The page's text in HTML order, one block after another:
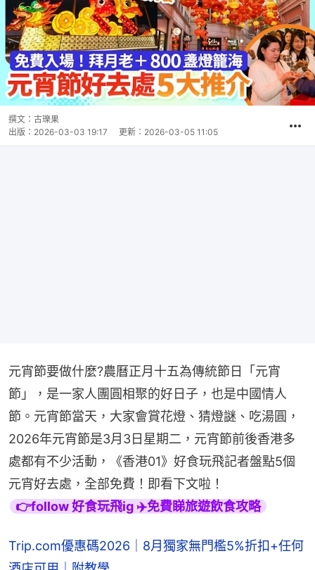
撰文： 古瓅果
出版： 2026-03-03 19:17 更新： 2026-03-05 11:05
元宵節要做什麼?農曆正月十五為傳統節日「元宵
節」，是一家人團圓相聚的好日子，也是中國情人
節。元宵節當天，大家會賞花燈、猜燈謎、吃湯圓，
2026年元宵節是3月3日星期二，元宵節前後香港多
處都有不少活動，《香港01》好食玩飛記者盤點5個
元宵好去處，全部免費！即看下文啦！
👉follow 好食玩飛ig ✈️免費睇旅遊飲食攻略
Trip.com優惠碼2026｜8月獨家無門檻5%折扣+任何